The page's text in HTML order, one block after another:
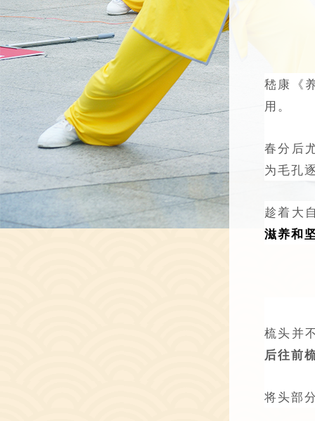
嵇康《
用。
春分后
为毛孔
趁着大
滋养和
梳头并
后往前
将头部